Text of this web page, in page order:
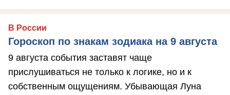
В России
Гороскоп по знакам зодиака на 9 августа
9 августа события заставят чаще
прислушиваться не только к логике, но и к
собственным ощущениям. Убывающая Луна